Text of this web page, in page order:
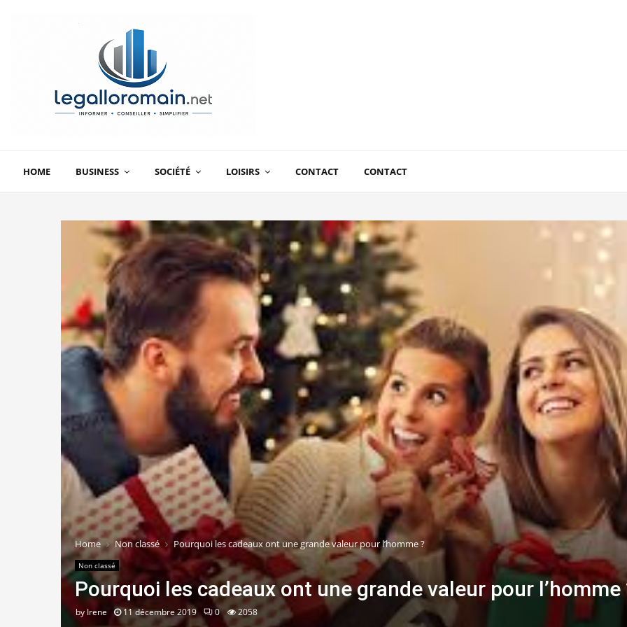
HOME BUSINESS SOCIÉTÉ LOISIRS CONTACT CONTACT
Home Non classé Pourquoi les cadeaux ont une grande valeur pour l’homme ?
Non classé
Pourquoi les cadeaux ont une grande valeur pour l’homme
by Irene 11 décembre 2019 0 2058